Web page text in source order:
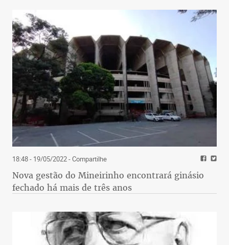
18:48 - 19/05/2022- Compartilhe
Nova gestão do Mineirinho encontrará ginásio
fechado há mais de três anos